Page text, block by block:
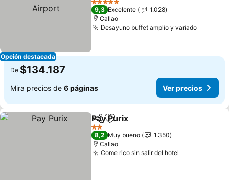
Opción destacada
Ver precios
5 Estrellas
9,3 Excelente
1.028
Callao
Desayuno buffet amplio y variadoVer
De $134.187
Mira precios de 6 páginas Ver precios
CompartirAgregar a favoritos
Pay Purix
2 Estrellas
8,2 Muy bueno
1.350
Callao
Come rico sin salir del hotel